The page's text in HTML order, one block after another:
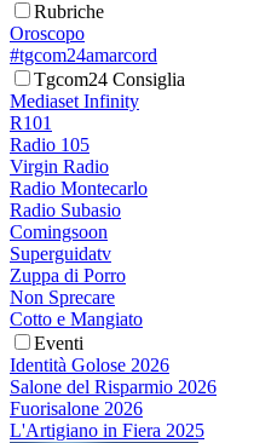
Rubriche
Oroscopo
#tgcom24amarcord
Tgcom24 Consiglia
Mediaset Infinity
R101
Radio 105
Virgin Radio
Radio Montecarlo
Radio Subasio
Comingsoon
Superguidatv
Zuppa di Porro
Non Sprecare
Cotto e Mangiato
Eventi
Identità Golose 2026
Salone del Risparmio 2026
Fuorisalone 2026
L'Artigiano in Fiera 2025